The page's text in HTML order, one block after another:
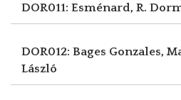
DOR011: Esménard, R.
DOR012: Bages Gonzales,
László